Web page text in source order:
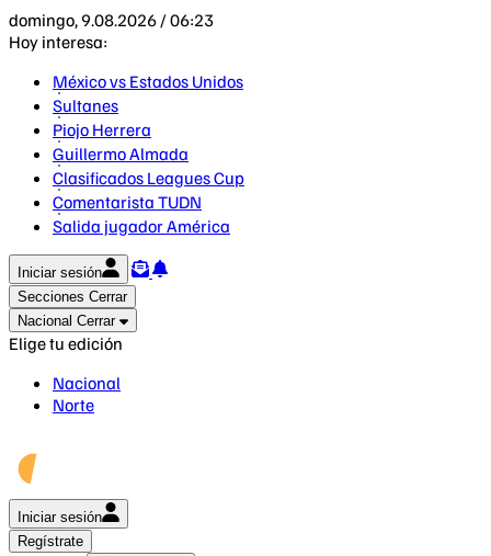
domingo, 9.08.2026 / 06:23
Hoy interesa:
México vs Estados Unidos
Sultanes
Piojo Herrera
Guillermo Almada
Clasificados Leagues Cup
Comentarista TUDN
Salida jugador América
Iniciar sesión
Secciones Cerrar
Nacional Cerrar
Elige tu edición
Nacional
Norte
Iniciar sesión
Regístrate